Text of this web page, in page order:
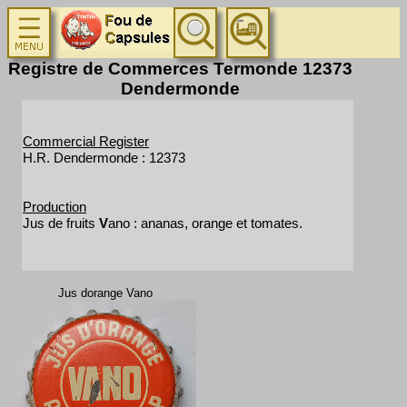
Registre de Commerces Termonde 12373
Dendermonde
Commercial Register
H.R. Dendermonde : 12373
Production
Jus de fruits Vano : ananas, orange et tomates.
Jus dorange Vano